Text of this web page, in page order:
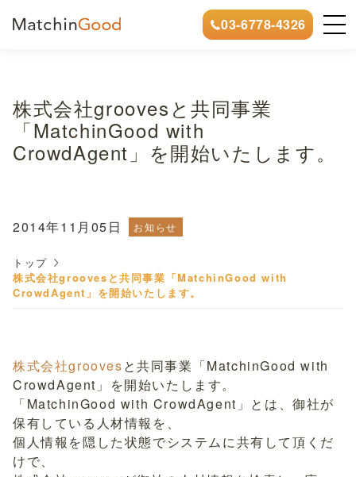
03-6778-4326
株式会社groovesと共同事業
「MatchinGood with
CrowdAgent」を開始いたします。
2014年11月05日 お知らせ
トップ
株式会社groovesと共同事業「MatchinGood with
CrowdAgent」を開始いたします。
株式会社groovesと共同事業「MatchinGood with
CrowdAgent」を開始いたします。
「MatchinGood with CrowdAgent」とは、御社が
保有している人材情報を、
個人情報を隠した状態でシステムに共有して頂くだ
けで、